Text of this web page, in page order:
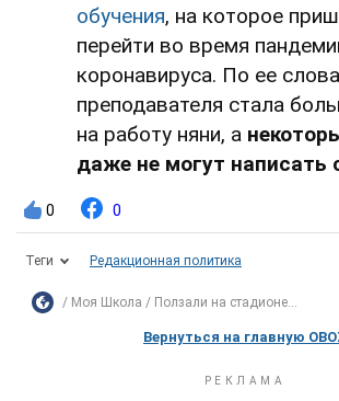
обучения, на которое
перейти во время
коронавируса. По ее
преподавателя стала
на работу няни, а
даже не могут написать
0 0
Теги Редакционная политика
Моя Школа Ползали на стадионе...
Вернуться на главную